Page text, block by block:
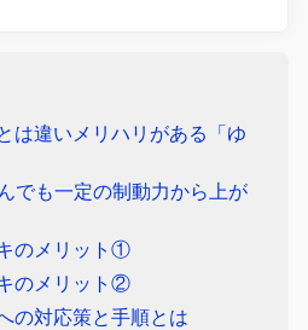
は違いメリハリがある「ゆ
でも一定の制動力から上が
のメリット①
のメリット②
の対応策と手順とは